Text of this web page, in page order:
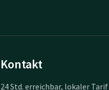
Kontakt
24 Std. erreichbar, lokaler Tarif